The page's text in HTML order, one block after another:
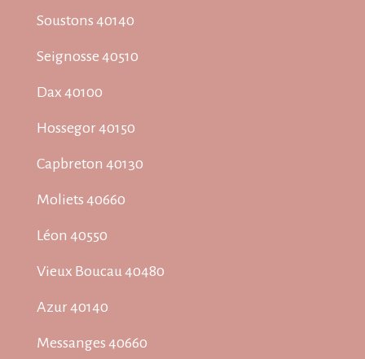
Soustons 40140
Seignosse 40510
Dax 40100
Hossegor 40150
Capbreton 40130
Moliets 40660
Léon 40550
Vieux Boucau 40480
Azur 40140
Messanges 40660